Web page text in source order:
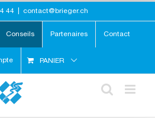
44 contact@brieger.ch
Conseils Partenaires Contact
PANIER